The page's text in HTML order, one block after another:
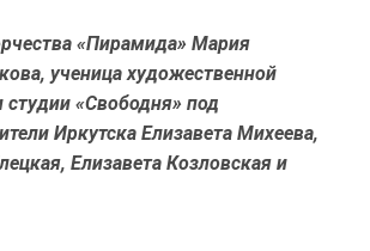
«Пирамида» Мария
ученица художественной
студии «Свободня» под
Иркутска Елизавета Михеева,
Елизавета Козловская и